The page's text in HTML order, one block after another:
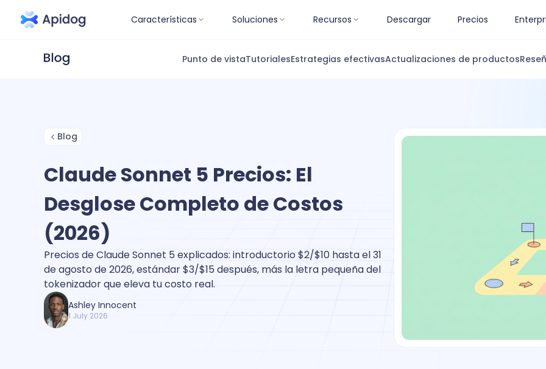
Características Soluciones Recursos Descargar Precios
Punto de vistaTutorialesEstrategias efectivasActualizaciones de productos
Blog
Claude Sonnet 5 Precios: El
Desglose Completo de Costos
(2026)
Precios de Claude Sonnet 5 explicados: introductorio $2/$10 hasta el 31
de agosto de 2026, estándar $3/$15 después, más la letra pequeña del
tokenizador que eleva tu costo real.
Ashley Innocent
1 July 2026